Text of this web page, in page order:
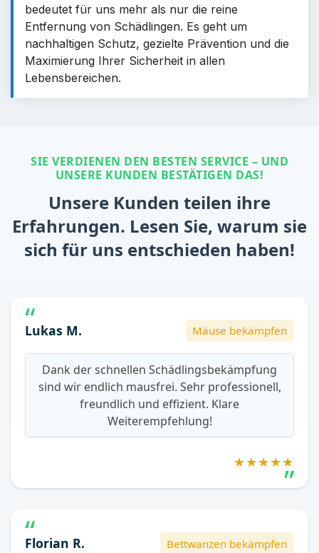
bedeutet für uns mehr als nur die reine
Entfernung von Schädlingen. Es geht um
nachhaltigen Schutz, gezielte Prävention und die
Maximierung Ihrer Sicherheit in allen
Lebensbereichen.
SIE VERDIENEN DEN BESTEN SERVICE – UND
UNSERE KUNDEN BESTÄTIGEN DAS!
Unsere Kunden teilen ihre
Erfahrungen. Lesen Sie, warum sie
sich für uns entschieden haben!
Lukas M. Mäuse bekämpfen
Dank der schnellen Schädlingsbekämpfung
sind wir endlich mausfrei. Sehr professionell,
freundlich und effizient. Klare
Weiterempfehlung!
★★★★★
Florian R. Bettwanzen bekämpfen